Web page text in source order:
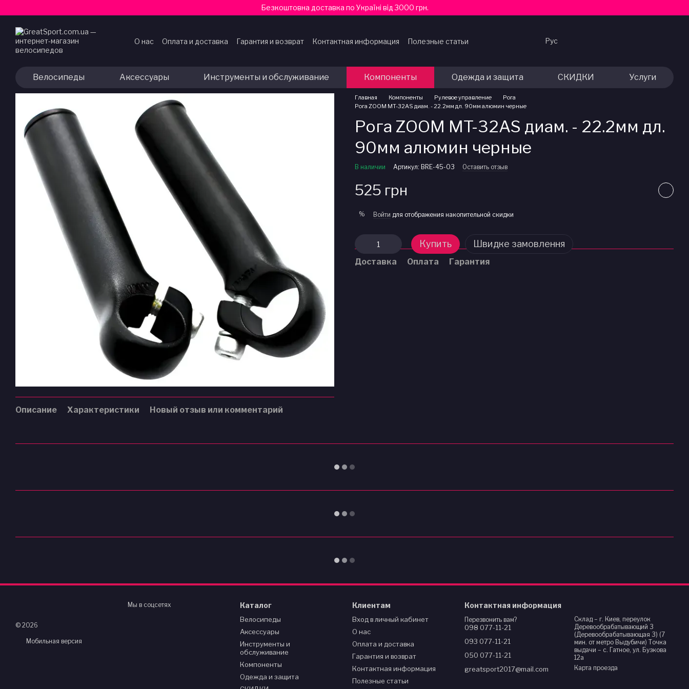
Безкоштовна доставка по Україні від 3000 грн.
О нас Оплата и доставка Гарантия и возврат Контактная информация
Полезные статьи
Рус
Велосипеды Аксессуары Инструменты и обслуживание Компоненты Одежда и защита СКИДКИ Услуги
Описание Характеристики Новый отзыв или комментарий
Главная Компоненты Рулевое управление
Рога
Рога ZOOM MT-32AS диам. - 22.2мм дл. 90мм алюмин черные
Рога ZOOM MT-32AS диам. - 22.2мм дл.
90мм алюмин черные
В наличии Артикул: BRE-45-03 Оставить отзыв
525 грн
% Войти для отображения накопительной скидки
Купить Швидке замовлення
Доставка Оплата Гарантия
© 2026
Мобильная версия
Мы в соцсетях Каталог
Велосипеды
Аксессуары
Инструменты и
обслуживание
Компоненты
Одежда и защита
Клиентам
Вход в личный кабинет
О нас
Оплата и доставка
Гарантия и возврат
Контактная информация
Полезные статьи
Контактная информация
Перезвонить вам?
098 077-11-21
093 077-11-21
050 077-11-21
greatsport2017@mail.com
Склад – г. Киев, переулок
Деревообрабатывающий 3
(Деревообрабатывающая 3) (7
мин. от метро Выдубичи) Точка
выдачи – с. Гатное, ул. Бузкова
12а
Карта проезда